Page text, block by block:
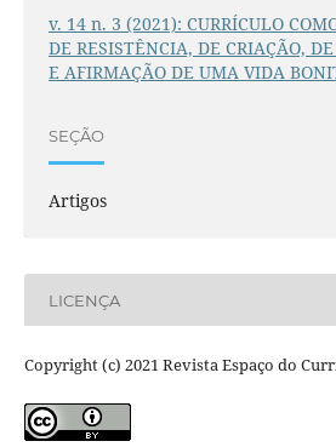
v. 14 n. 3 (2021): CURRÍCULO
DE RESISTÊNCIA, DE CRIAÇÃO,
E AFIRMAÇÃO DE UMA VIDA
SEÇÃO
Artigos
LICENÇA
Copyright (c) 2021 Revista Espaço do